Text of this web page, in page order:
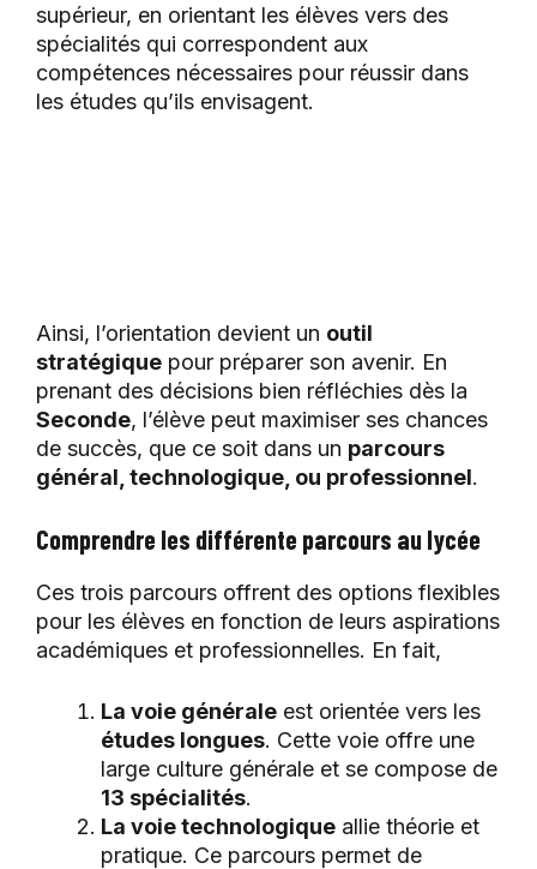
supérieur, en orientant les élèves vers des
spécialités qui correspondent aux
compétences nécessaires pour réussir dans
les études qu’ils envisagent​.
Ainsi, l’orientation devient un outil
stratégique pour préparer son avenir. En
prenant des décisions bien réfléchies dès la
Seconde, l’élève peut maximiser ses chances
de succès, que ce soit dans un parcours
général, technologique, ou professionnel.
Comprendre les différente parcours au lycée
Ces trois parcours offrent des options flexibles
pour les élèves en fonction de leurs aspirations
académiques et professionnelles. En fait,
La voie générale est orientée vers les
études longues. Cette voie offre une
large culture générale et se compose de
13 spécialités.
La voie technologique allie théorie et
pratique. Ce parcours permet de